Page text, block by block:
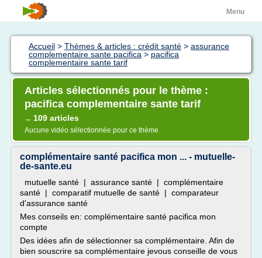
Menu
Accueil > Thèmes & articles : crédit santé > assurance
complementaire sante pacifica > pacifica
complementaire sante tarif
Articles sélectionnés pour le thème :
pacifica complementaire sante tarif
→ 109 articles
Aucune vidéo sélectionnée pour ce thème
complémentaire santé pacifica mon ... - mutuelle-
de-sante.eu
mutuelle santé | assurance santé | complémentaire
santé | comparatif mutuelle de santé | comparateur
d'assurance santé
Mes conseils en: complémentaire santé pacifica mon
compte
Des idées afin de sélectionner sa complémentaire. Afin de
bien souscrire sa complémentaire jevous conseille de vous